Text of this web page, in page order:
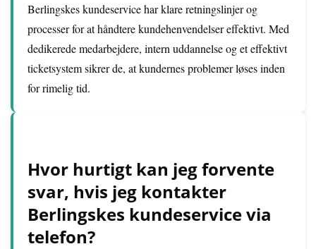
Berlingskes kundeservice har klare retningslinjer og
processer for at håndtere kundehenvendelser effektivt. Med
dedikerede medarbejdere, intern uddannelse og et effektivt
ticketsystem sikrer de, at kundernes problemer løses inden
for rimelig tid.
Hvor hurtigt kan jeg forvente
svar, hvis jeg kontakter
Berlingskes kundeservice via
telefon?